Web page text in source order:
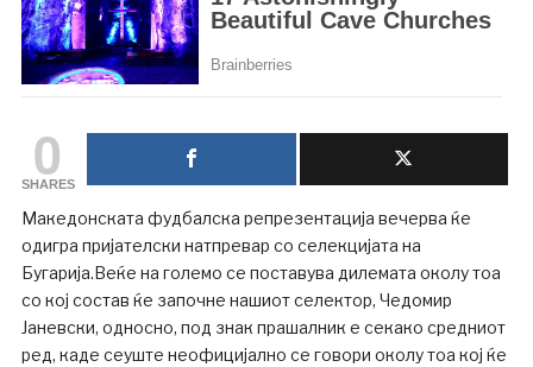
0
SHARES
Македонската фудбалска репрезентација вечерва ќе
одигра пријателски натпревар со селекцијата на
Бугарија.Веќе на големо се поставува дилемата околу тоа
со кој состав ќе започне нашиот селектор, Чедомир
Јаневски, односно, под знак прашалник е секако средниот
ред, каде сеуште неофицијално се говори околу тоа кој ќе